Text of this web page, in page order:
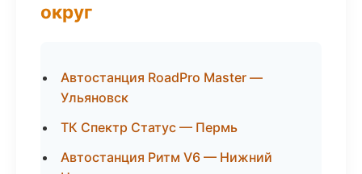
округ
Автостанция RoadPro Master —
Ульяновск
ТК Спектр Статус — Пермь
Автостанция Ритм V6 — Нижний